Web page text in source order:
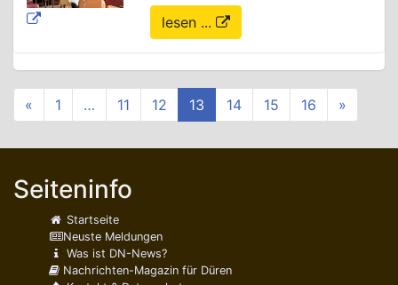
lesen ...
« 1 … 11 12 13 14 15 16 »
Seiteninfo
Startseite
Neuste Meldungen
Was ist DN-News?
Nachrichten-Magazin für Düren